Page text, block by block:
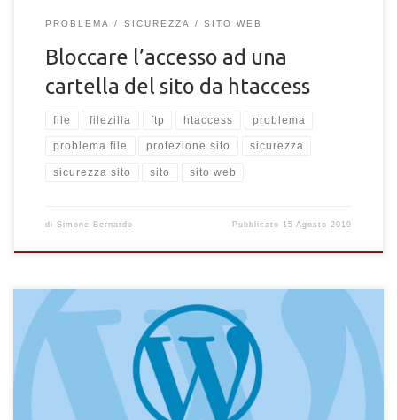
PROBLEMA SICUREZZA SITO WEB
Bloccare l’accesso ad una
cartella del sito da htaccess
file filezilla ftp htaccess problema
problema file protezione sito sicurezza
sicurezza sito sito sito web
di Simone Bernardo Pubblicato 15 Agosto 2019
Hai da poco realizzato un sito web con WordPress e stai
cercando di caricare nuovi file media e immagini nella libreria e
ti compare un errore? Il problema che descriviamo oggi si
presenta in siti web appena creati con il CMS WordPress, che